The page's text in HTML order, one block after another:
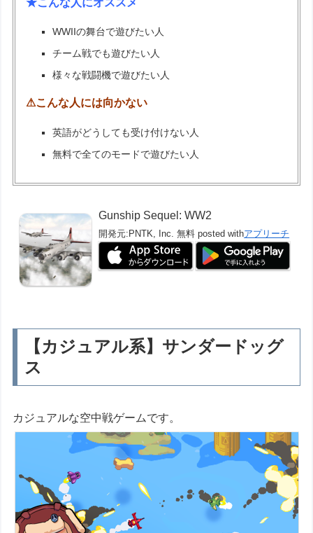
WWIIの舞台で遊びたい人
チーム戦でも遊びたい人
様々な戦闘機で遊びたい人
⚠こんな人には向かない
英語がどうしても受け付けない人
無料で全てのモードで遊びたい人
Gunship Sequel: WW2
開発元: PNTK, Inc. 無料 posted withアプリーチ
【カジュアル系】サンダードッグ
ス
カジュアルな空中戦ゲームです。